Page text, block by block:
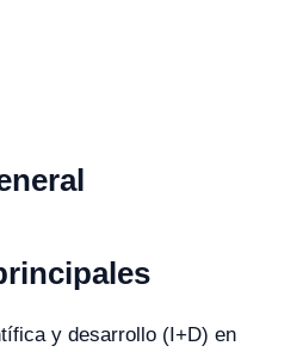
y desarrollo (I+D) en